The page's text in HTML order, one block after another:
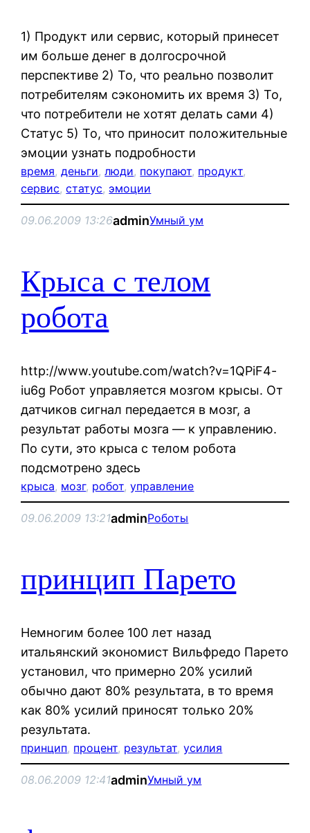
1) Продукт или сервис, который принесет
им больше денег в долгосрочной
перспективе 2) То, что реально позволит
потребителям сэкономить их время 3) То,
что потребители не хотят делать сами 4)
Статус 5) То, что приносит положительные
эмоции узнать подробности
время, деньги, люди, покупают, продукт
сервис, статус, эмоции
09.06.2009 13:26adminУмный ум
Крыса с телом
робота
http://www.youtube.com/watch?v=1QPiF4-
iu6g Робот управляется мозгом крысы. От
датчиков сигнал передается в мозг, а
результат работы мозга — к управлению.
По сути, это крыса с телом робота
подсмотрено здесь
крыса, мозг, робот, управление
09.06.2009 13:21adminРоботы
принцип Парето
Немногим более 100 лет назад
итальянский экономист Вильфредо Парето
установил, что примерно 20% усилий
обычно дают 80% результата, в то время
как 80% усилий приносят только 20%
результата.
принцип, процент, результат, усилия
08.06.2009 12:41adminУмный ум